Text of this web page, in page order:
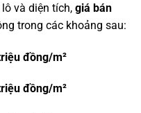
và diện tích, giá bán
trong các khoảng sau:
đồng/m²
đồng/m²